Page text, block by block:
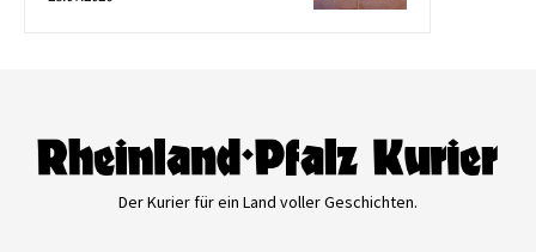
Der Kurier für ein Land voller Geschichten.